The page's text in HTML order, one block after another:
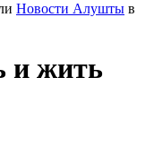
Новости Алушты в
и жить